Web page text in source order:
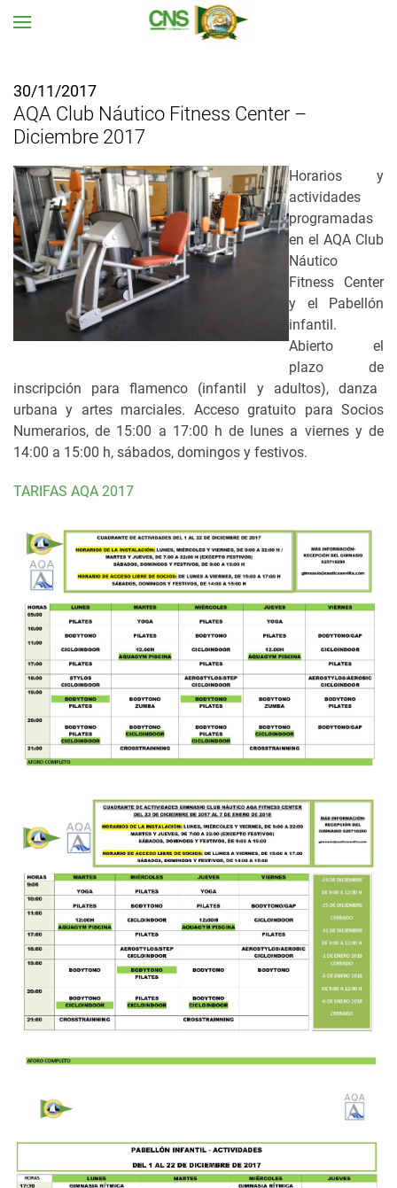
30/11/2017
AQA Club Náutico Fitness Center –
Diciembre 2017
Horarios y
actividades
programadas
en el AQA Club
Náutico
Fitness Center
y el Pabellón
infantil.
Abierto el
plazo de
inscripción para flamenco (infantil y adultos), danza
urbana y artes marciales. Acceso gratuito para Socios
Numerarios, de 15:00 a 17:00 h de lunes a viernes y de
14:00 a 15:00 h, sábados, domingos y festivos.
TARIFAS AQA 2017